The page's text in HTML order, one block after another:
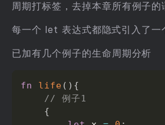
周期打标签，去掉本章所有例子的
每一个 let 表达式都隐式引入了一
已加有几个例子的生命周期分析
fn life ( ) {
// 例子1
{